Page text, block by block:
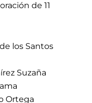
de 11
los Santos
Suzaña
Ortega